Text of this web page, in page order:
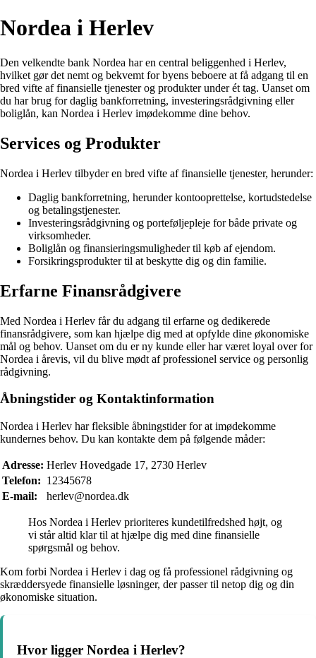
Nordea i Herlev
Den velkendte bank Nordea har en central beliggenhed i Herlev,
hvilket gør det nemt og bekvemt for byens beboere at få adgang til en
bred vifte af finansielle tjenester og produkter under ét tag. Uanset om
du har brug for daglig bankforretning, investeringsrådgivning eller
boliglån, kan Nordea i Herlev imødekomme dine behov.
Services og Produkter
Nordea i Herlev tilbyder en bred vifte af finansielle tjenester, herunder:
Daglig bankforretning, herunder kontooprettelse, kortudstedelse
og betalingstjenester.
Investeringsrådgivning og porteføljepleje for både private og
virksomheder.
Boliglån og finansieringsmuligheder til køb af ejendom.
Forsikringsprodukter til at beskytte dig og din familie.
Erfarne Finansrådgivere
Med Nordea i Herlev får du adgang til erfarne og dedikerede
finansrådgivere, som kan hjælpe dig med at opfylde dine økonomiske
mål og behov. Uanset om du er ny kunde eller har været loyal over for
Nordea i årevis, vil du blive mødt af professionel service og personlig
rådgivning.
Åbningstider og Kontaktinformation
Nordea i Herlev har fleksible åbningstider for at imødekomme
kundernes behov. Du kan kontakte dem på følgende måder:
Adresse: Herlev Hovedgade 17, 2730 Herlev
Telefon: 12345678
E-mail:
herlev@nordea.dk
Hos Nordea i Herlev prioriteres kundetilfredshed højt, og
vi står altid klar til at hjælpe dig med dine finansielle
spørgsmål og behov.
Kom forbi Nordea i Herlev i dag og få professionel rådgivning og
skræddersyede finansielle løsninger, der passer til netop dig og din
økonomiske situation.
Hvor ligger Nordea i Herlev?